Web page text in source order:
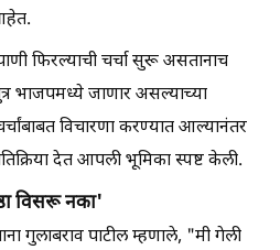
फिरल्याची चर्चा सुरू असतानाच
भाजपमध्ये जाणार असल्याच्या
विचारणा करण्यात आल्यानंतर
देत आपली भूमिका स्पष्ट केली.
विसरू नका'
गुलाबराव पाटील म्हणाले, "मी गेली